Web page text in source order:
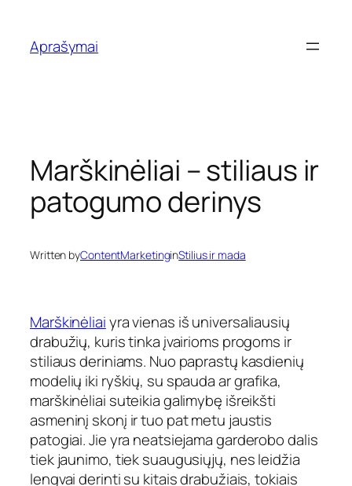
turinio
Aprašymai
Marškinėliai – stiliaus ir
patogumo derinys
Written byContentMarketinginStilius ir mada
Marškinėliaiyra vienas iš universaliausių
drabužių, kuris tinka įvairioms progoms ir
stiliaus deriniams. Nuo paprastų kasdienių
modelių iki ryškių, su spauda ar grafika,
marškinėliai suteikia galimybę išreikšti
asmeninį skonį ir tuo pat metu jaustis
patogiai. Jie yra neatsiejama garderobo dalis
tiek jaunimo, tiek suaugusiųjų, nes leidžia
lengvai derinti su kitais drabužiais, tokiais